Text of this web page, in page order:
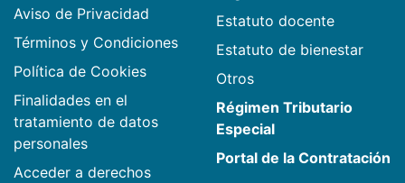
Aviso de Privacidad
Términos y Condiciones
Política de Cookies
Finalidades en el
tratamiento de datos
personales
Acceder a derechos
Estatuto docente
Estatuto de bienestar
Otros
Régimen Tributario
Especial
Portal de la Contratación